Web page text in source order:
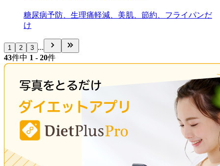
糖尿病予防、生理痛軽減、美肌、節約、フライパンだ
け
1 2 3 ...
43件中 1 - 20件